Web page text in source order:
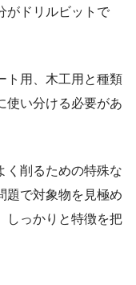
がドリルビットで
ト用、木工用と種類
使い分ける必要があ
く削るための特殊な
題で対象物を見極め
しっかりと特徴を把